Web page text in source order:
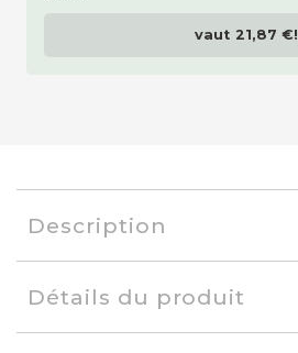
vaut 21,87 €!
Description
Détails du produit